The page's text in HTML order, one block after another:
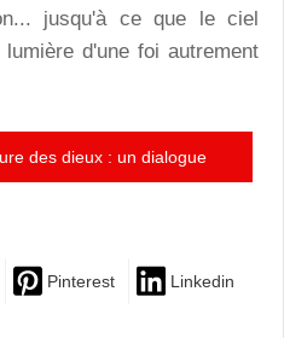
jusqu'à ce que le ciel
d'une foi autrement
des dieux : un dialogue
Pinterest Linkedin